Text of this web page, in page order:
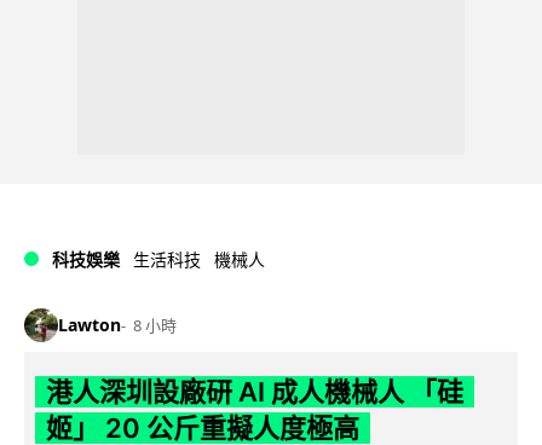
科技娛樂 生活科技 機械人
Lawton 8 小時
港人深圳設廠研 AI 成人機械人 「硅
姬」 20 公斤重擬人度極高